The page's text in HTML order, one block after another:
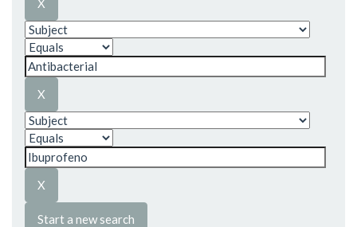
Start a new search